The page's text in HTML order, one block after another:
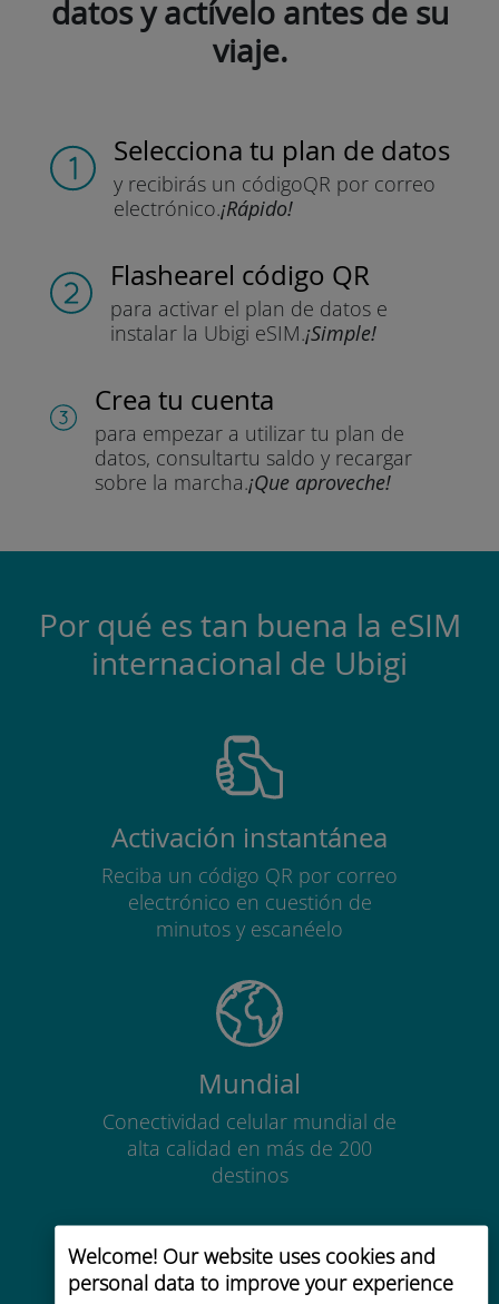
Welcome! Our website uses cookies and
personal data to improve your experience
datos y actívelo antes de su
viaje.
Selecciona tu plan de datos
y recibirás un códigoQR por correo
electrónico.¡Rápido!
Flashearel código QR
para activar el plan de datos e
instalar la Ubigi eSIM.¡Simple!
Crea tu cuenta
para empezar a utilizar tu plan de
datos, consultartu saldo y recargar
sobre la marcha.¡Que aproveche!
Por qué es tan buena la eSIM
internacional de Ubigi
Activación instantánea
Reciba un código QR por correo
electrónico en cuestión de
minutos y escanéelo
Mundial
Conectividad celular mundial de
alta calidad en más de 200
destinos